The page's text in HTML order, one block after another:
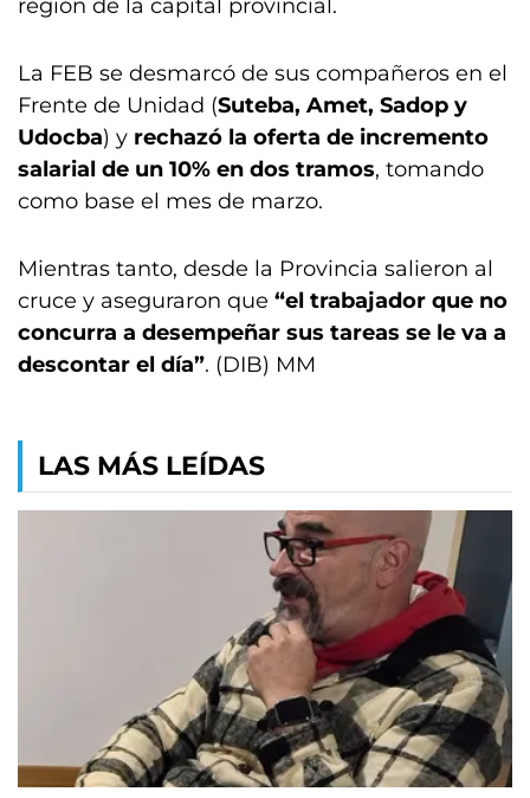
región de la capital provincial.
La FEB se desmarcó de sus compañeros en el
Frente de Unidad (Suteba, Amet, Sadop y
Udocba) y rechazó la oferta de incremento
salarial de un 10% en dos tramos, tomando
como base el mes de marzo.
Mientras tanto, desde la Provincia salieron al
cruce y aseguraron que “el trabajador que no
concurra a desempeñar sus tareas se le va a
descontar el día”. (DIB) MM
LAS MÁS LEÍDAS